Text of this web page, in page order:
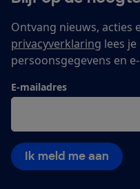
Ontvang nieuws, acties
privacyverklaring lees
persoonsgegevens en
E-mailadres
Ik meld me aan